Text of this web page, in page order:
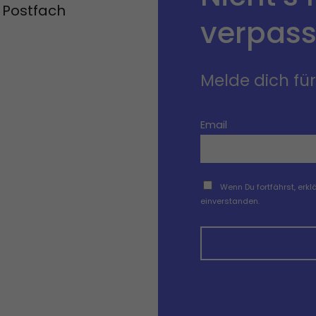
Melde dich
Email
Wenn Du fortfährst,
einverstanden.